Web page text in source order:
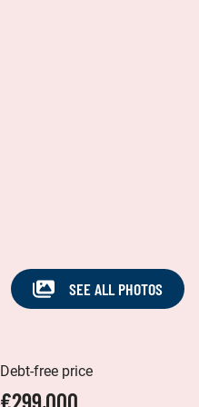
SEE ALL PHOTOS
Debt-free price
€299,000